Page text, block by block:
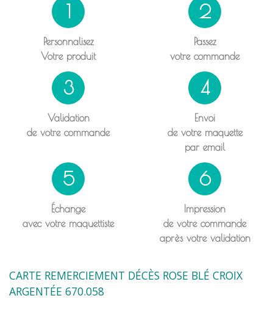
1
Personnalisez
Votre produit
2
Passez
votre commande
3
Validation
de votre commande
4
Envoi
de votre maquette
par email
5
Échange
avec votre maquettiste
6
Impression
de votre commande
après votre validation
CARTE REMERCIEMENT DÉCÈS ROSE BLÉ CROIX
ARGENTÉE 670.058